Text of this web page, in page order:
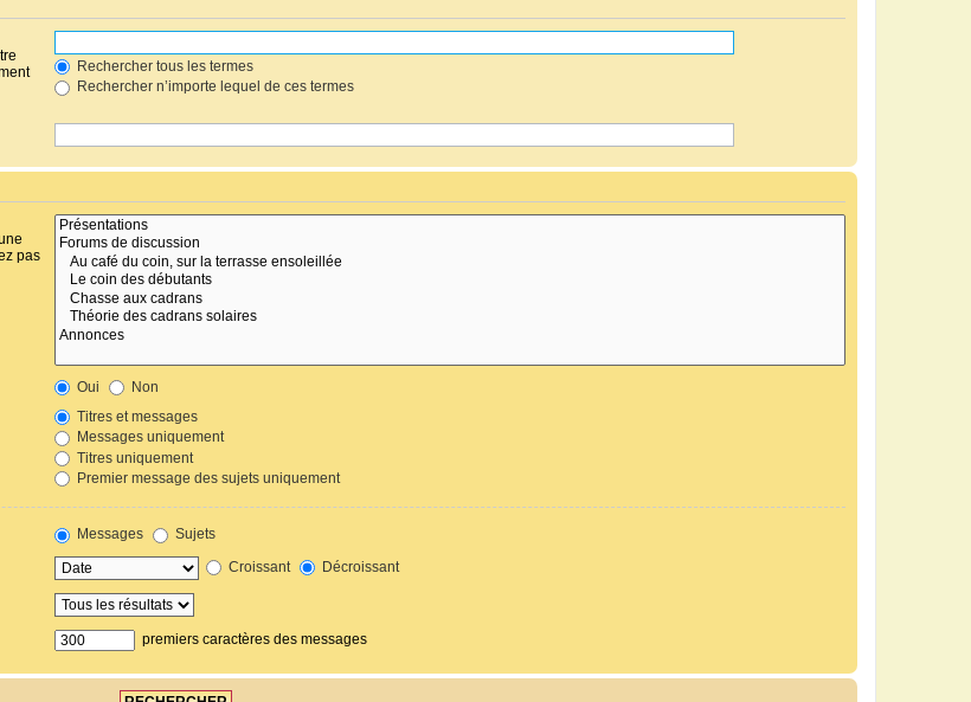
Rechercher tous les termes
Rechercher n’importe lequel de ces termes
pas
Oui
Non
Titres et messages
Messages uniquement
Titres uniquement
Premier message des sujets uniquement
Messages
Sujets
Croissant Décroissant
premiers caractères des messages